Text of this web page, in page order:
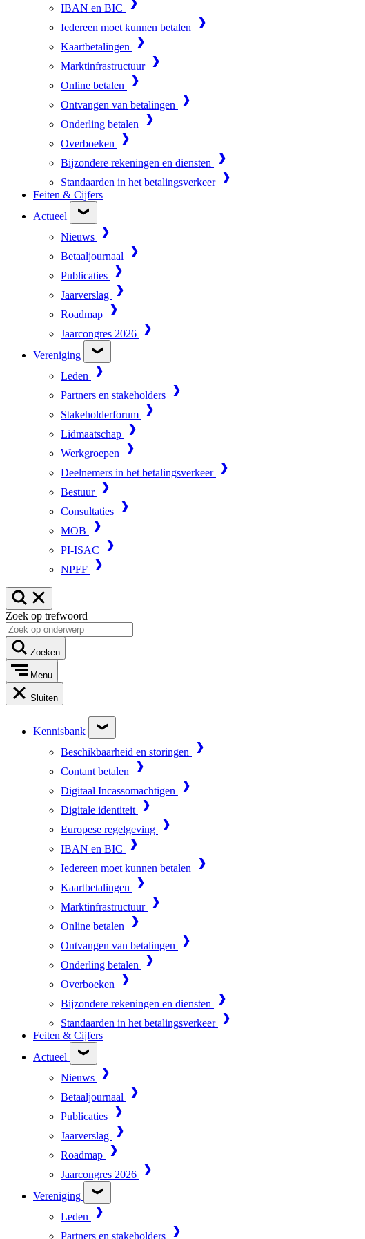
IBAN en BIC
Iedereen moet kunnen betalen
Kaartbetalingen
Marktinfrastructuur
Online betalen
Ontvangen van betalingen
Onderling betalen
Overboeken
Bijzondere rekeningen en diensten
Standaarden in het betalingsverkeer
Feiten & Cijfers
Actueel
Nieuws
Betaaljournaal
Publicaties
Jaarverslag
Roadmap
Jaarcongres 2026
Vereniging
Leden
Partners en stakeholders
Stakeholderforum
Lidmaatschap
Werkgroepen
Deelnemers in het betalingsverkeer
Bestuur
Consultaties
MOB
PI-ISAC
NPFF
Zoek op trefwoord
Zoeken
Menu
Sluiten
Kennisbank
Beschikbaarheid en storingen
Contant betalen
Digitaal Incassomachtigen
Digitale identiteit
Europese regelgeving
IBAN en BIC
Iedereen moet kunnen betalen
Kaartbetalingen
Marktinfrastructuur
Online betalen
Ontvangen van betalingen
Onderling betalen
Overboeken
Bijzondere rekeningen en diensten
Standaarden in het betalingsverkeer
Feiten & Cijfers
Actueel
Nieuws
Betaaljournaal
Publicaties
Jaarverslag
Roadmap
Jaarcongres 2026
Vereniging
Leden
Partners en stakeholders